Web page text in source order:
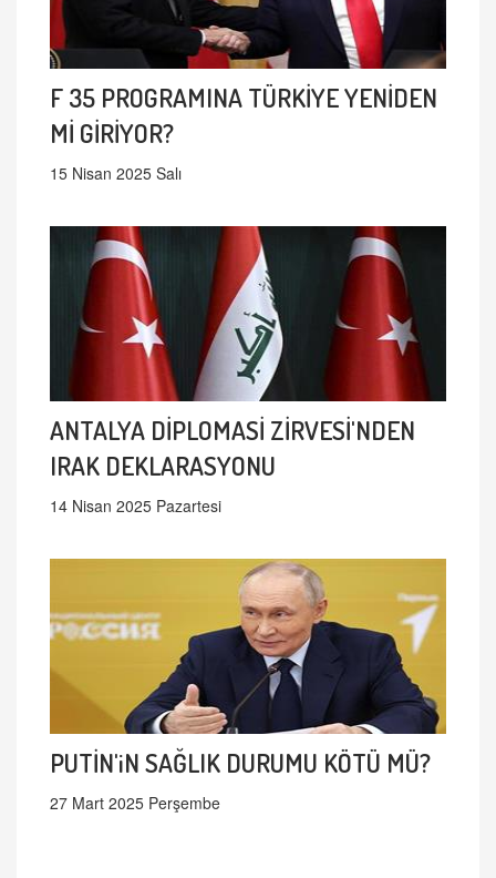
F 35 PROGRAMINA TÜRKİYE YENİDEN
Mİ GİRİYOR?
15 Nisan 2025 Salı
ANTALYA DİPLOMASİ ZİRVESİ'NDEN
IRAK DEKLARASYONU
14 Nisan 2025 Pazartesi
PUTİN'iN SAĞLIK DURUMU KÖTÜ MÜ?
27 Mart 2025 Perşembe